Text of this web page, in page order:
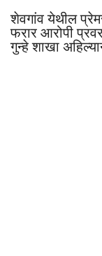
शेवगांव येथील
फरार आरोपी
गुन्हे शाखा